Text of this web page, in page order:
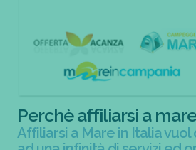
Perchè affiliarsi a
Affiliarsi a Mare in Italia